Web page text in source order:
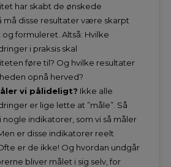
har skabt de ønskede
må disse resultater være skarpt
formuleret. Altså: Hvilke
i praksis skal
føre til? Og hvilke resultater
opnå herved?
vi pålideligt? Ikke alle
er lige lette at ”måle”. Så
nogle indikatorer, som vi så måler
er disse indikatorer reelt
er de ikke! Og hvordan undgår
bliver målet i sig selv, for